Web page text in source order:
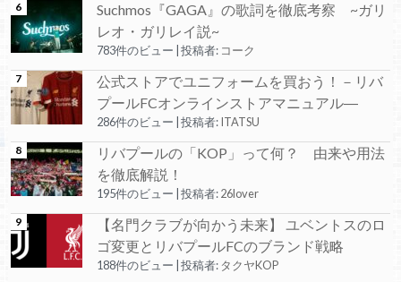
Suchmos『GAGA』の歌詞を徹底考察 ~ガリ
レオ・ガリレイ説~
783件のビュー 投稿者: コーク
公式ストアでユニフォームを買おう！－リバ
プールFCオンラインストアマニュアル―
286件のビュー 投稿者:ITATSU
リバプールの「KOP」って何？ 由来や用法
を徹底解説！
195件のビュー 投稿者:26lover
【名門クラブが向かう未来】 ユベントスのロ
ゴ変更とリバプールFCのブランド戦略
188件のビュー 投稿者: タクヤKOP